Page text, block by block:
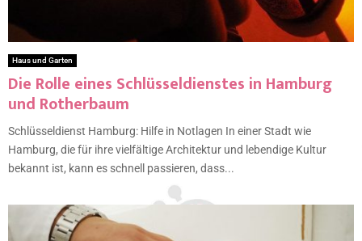
Haus und Garten
Die Rolle eines Schlüsseldienstes in Hamburg
und Rotherbaum
Schlüsseldienst Hamburg: Hilfe in Notlagen In einer Stadt wie
Hamburg, die für ihre vielfältige Architektur und lebendige Kultur
bekannt ist, kann es schnell passieren, dass...